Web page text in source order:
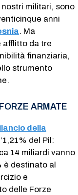
militari, sono
anni
. Ma
afflitto da tre
finanziaria,
strumento
ARMATE
della
del Pil:
14 miliardi vanno
è destinato al
e
delle Forze